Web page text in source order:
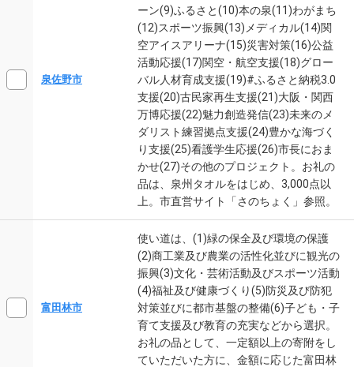
泉佐野市
ーン(9)ふるさと(10)本の泉(11)わがまち
(12)スポーツ振興(13)メディカル(14)関
空アイスアリーナ(15)災害対策(16)公益
活動応援(17)関空・航空支援(18)グロー
バル人材育成支援(19)#ふるさと納税3.0
支援(20)古民家再生支援(21)大阪・関西
万博応援(22)魅力創造発信(23)未来のメ
ダリスト練習拠点支援(24)豊かな海づく
り支援(25)看護学生応援(26)市長におま
かせ(27)その他のプロジェクト。お礼の
品は、泉州タオルをはじめ、3,000点以
上。市直営サイト「さのちょく」参照。
富田林市
使い道は、(1)緑の保全及び環境の保護
(2)商工業及び農業の活性化並びに観光の
振興(3)文化・芸術活動及びスポーツ活動
(4)福祉及び健康づくり(5)防災及び防犯
対策並びに都市基盤の整備(6)子ども・子
育て支援及び教育の充実などから選択。
お礼の品として、一定額以上の寄附をし
ていただいた方に、金額に応じた富田林